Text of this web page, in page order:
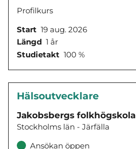
Profilkurs
Start 19 aug. 2026
Längd 1 år
Studietakt 100 %
Hälsoutvecklare
Jakobsbergs folkhögskola
Stockholms län - Järfälla
Ansökan öppen